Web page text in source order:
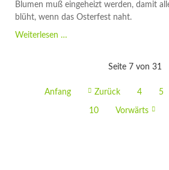
Blumen muß eingeheizt werden, damit
blüht, wenn das Osterfest naht.
Weiterlesen …Osterhase
mit
Seite 7 von 31
Anfang Zurück 4 5
10 Vorwärts